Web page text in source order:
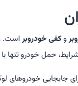
وکفی خودروبراست.
حمل خودرو تنها
جابجایی خودروهای